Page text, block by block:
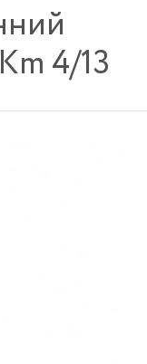
4/13